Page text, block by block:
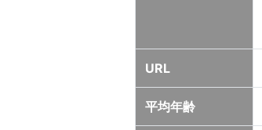
URL
平均年齢